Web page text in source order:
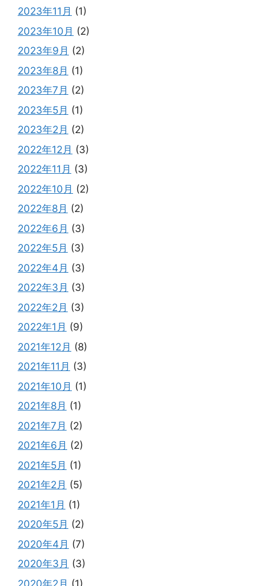
2023年11月 (1)
2023年10月 (2)
2023年9月 (2)
2023年8月 (1)
2023年7月 (2)
2023年5月 (1)
2023年2月 (2)
2022年12月 (3)
2022年11月 (3)
2022年10月 (2)
2022年8月 (2)
2022年6月 (3)
2022年5月 (3)
2022年4月 (3)
2022年3月 (3)
2022年2月 (3)
2022年1月 (9)
2021年12月 (8)
2021年11月 (3)
2021年10月 (1)
2021年8月 (1)
2021年7月 (2)
2021年6月 (2)
2021年5月 (1)
2021年2月 (5)
2021年1月 (1)
2020年5月 (2)
2020年4月 (7)
2020年3月 (3)
2020年2月 (1)